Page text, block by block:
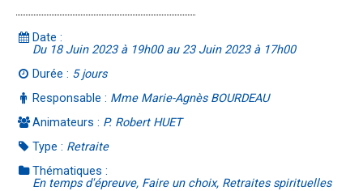
Date :
Du 18 Juin 2023 à 19h00 au 23 Juin 2023 à 17h00
Durée : 5 jours
Responsable : Mme Marie-Agnès BOURDEAU
Animateurs : P. Robert HUET
Type : Retraite
Thématiques :
En temps d'épreuve, Faire un choix, Retraites spirituelles